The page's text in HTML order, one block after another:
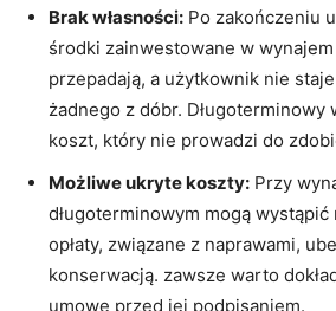
Brak ‍własności: Po zakończeniu
środki zainwestowane⁤ w
przepadają, a użytkownik nie⁢
żadnego z dóbr. Długoterminowy
koszt,⁣ który nie prowadzi do
Możliwe ukryte koszty: Przy
długoterminowym mogą
opłaty, związane z naprawami,
konserwacją. zawsze warto
umowę przed jej podpisaniem.